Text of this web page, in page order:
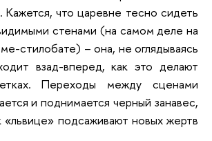
Кажется, что царевне тесно сидеть
стенами (на самом деле на
стилобате) – она, не оглядываясь
взад-вперед, как это делают
Переходы между сценами
и поднимается черный занавес,
«львице» подсаживают новых жертв